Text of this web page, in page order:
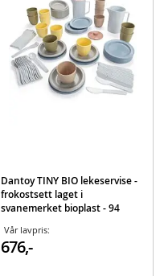
Dantoy TINY BIO lekeservise -
frokostsett laget i
svanemerket bioplast - 94
Vår lavpris:
676,-